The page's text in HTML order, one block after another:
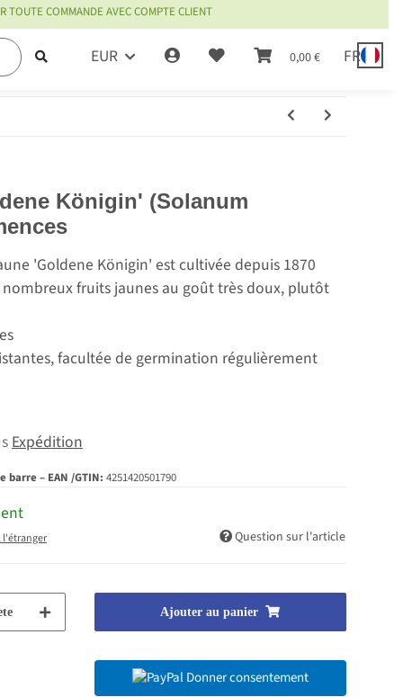
TOUTE COMMANDE AVEC COMPTE CLIENT
EUR 0,00 € FR
Königin' (Solanum
'Goldene Königin' est cultivée depuis 1870
fruits jaunes au goût très doux, plutôt
facultée de germination régulièrement
Expédition
barre – EAN /GTIN: 4251420501790
l'étranger Question sur l'article
Ajouter au panier
Donner consentement